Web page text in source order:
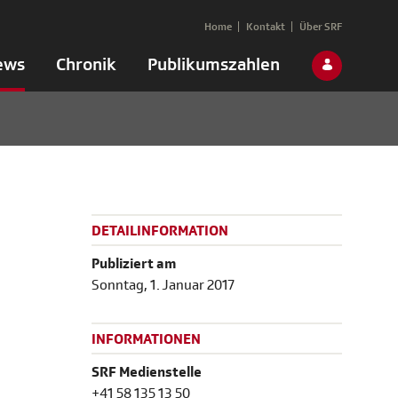
Chronik Publikumszahlen
Home Kontakt Über SRF
DETAILINFORMATION
Publiziert am
Sonntag, 1. Januar 2017
INFORMATIONEN
SRF Medienstelle
+41 58 135 13 50